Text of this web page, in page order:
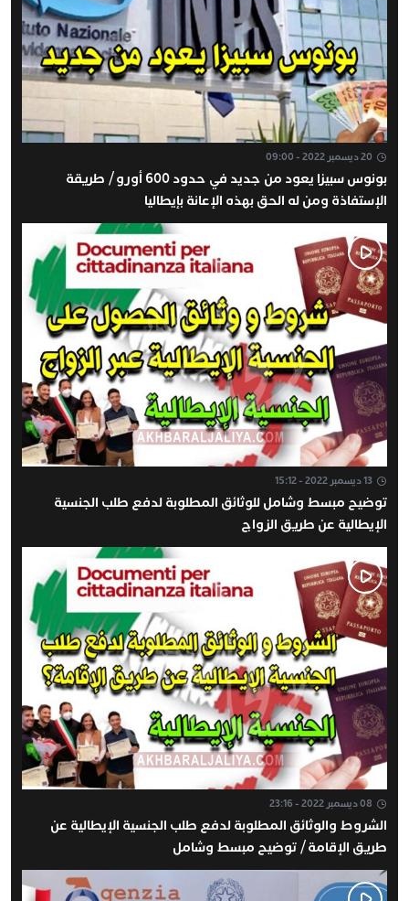
20 ديسمبر 2022 - 09:00
بونوس سبيزا يعود من جديد في حدود 600 أورو / طريقة
الإستفاذة ومن له الحق بهذه الإعانة بإيطاليا
13 ديسمبر 2022 - 15:12
توضيح مبسط وشامل للوثائق المطلوبة لدفع طلب الجنسية
الإيطالية عن طريق الزواج
08 ديسمبر 2022 - 23:16
الشروط والوثائق المطلوبة لدفع طلب الجنسية الإيطالية عن
طريق الإقامة / توضيح مبسط وشامل